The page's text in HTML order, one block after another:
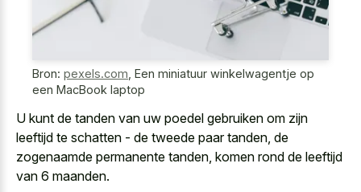
Bron: pexels.com Een miniatuur winkelwagentje op
een MacBook laptop
U kunt de tanden van uw poedel gebruiken om zijn
leeftijd te schatten - de tweede paar tanden , de
zogenaamde permanente tanden, komen rond de leeftijd
van 6 maanden.